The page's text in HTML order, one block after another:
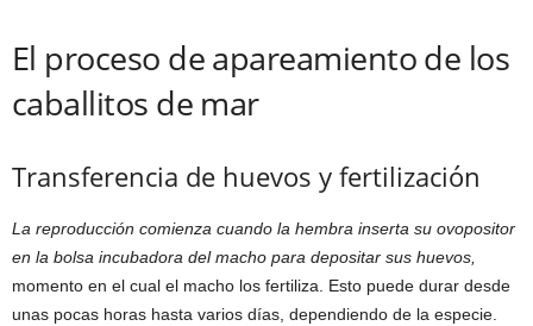
El proceso de apareamiento de los
caballitos de mar
Transferencia de huevos y fertilización
La reproducción comienza cuando la hembra inserta su ovopositor
en la bolsa incubadora del macho para depositar sus huevos,
momento en el cual el macho los fertiliza. Esto puede durar desde
unas pocas horas hasta varios días, dependiendo de la especie.